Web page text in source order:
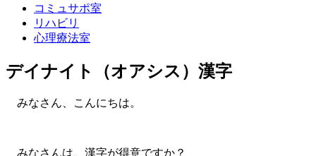
コミュサポ室
リハビリ
心理療法室
デイナイト（オアシス）漢字
みなさん、こんにちは。
みなさんは、漢字が得意ですか？